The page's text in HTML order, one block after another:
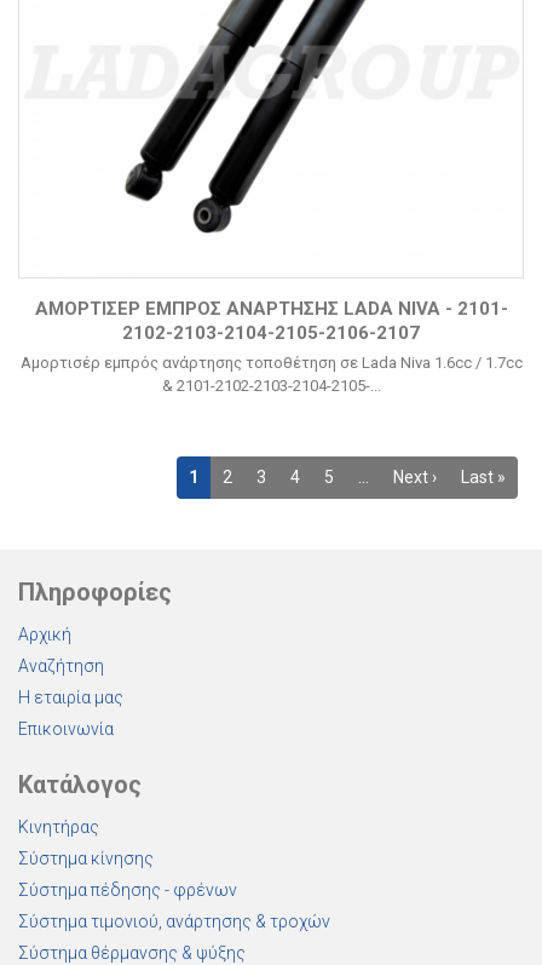
ΑΜΟΡΤΙΣΈΡ ΕΜΠΡΌΣ ΑΝΆΡΤΗΣΗΣ LADA NIVA - 2101-
2102-2103-2104-2105-2106-2107
Αμορτισέρ εμπρός ανάρτησης τοποθέτηση σε Lada Niva 1.6cc / 1.7cc
& 2101-2102-2103-2104-2105-...
1 2 3 4 5 … Next › Last »
Πληροφορίες
Αρχική
Αναζήτηση
Η εταιρία μας
Επικοινωνία
Κατάλογος
Κινητήρας
Σύστημα κίνησης
Σύστημα πέδησης - φρένων
Σύστημα τιμονιού, ανάρτησης & τροχών
Σύστημα θέρμανσης & ψύξης